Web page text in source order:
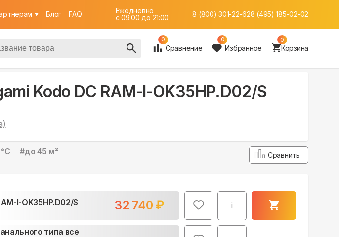
Блог FAQ
Ежедневно
c 09:00 до 21:00
8 (800) 301-22-628 (495) 185-02-02
0
Сравнение
0
Избранное
0
Корзина
Kodo DC RAM-I-OK35HP.D02/S
#до 45 м² Сравнить
I-OK35HP.D02/S 32 740 ₽ i
типа все